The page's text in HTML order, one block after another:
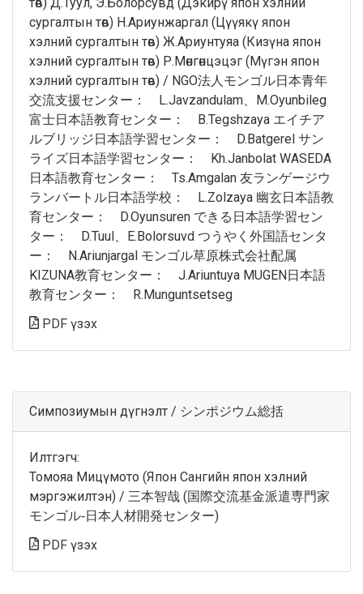
сургалтын төв) Н.Ариунжаргал (Цүүякү япон
хэлний сургалтын төв) Ж.Ариунтуяа (Кизүна япон
хэлний сургалтын төв) Р.Мөнгөнцэцэг (Мүгэн япон
хэлний сургалтын төв) / NGO法人モンゴル日本青年
交流支援センター： L.Javzandulam、M.Oyunbileg
富士日本語教育センター： B.Tegshzaya エイチア
ルブリッジ日本語学習センター： D.Batgerel サン
ライズ日本語学習センター： Kh.Janbolat WASEDA
日本語教育センター： Ts.Amgalan 友ランゲージウ
ランバートル日本語学校： L.Zolzaya 幽玄日本語教
育センター： D.Oyunsuren できる日本語学習セン
ター： D.Tuul、E.Bolorsuvd つうやく外国語センタ
ー： N.Ariunjargal モンゴル草原株式会社配属
KIZUNA教育センター： J.Ariuntuya MUGEN日本語
教育センター： R.Munguntsetseg
PDF үзэх
Симпозиумын дүгнэлт / シンポジウム総括
Илтгэгч:
Томояа Мицүмото (Япон Сангийн япон хэлний
мэргэжилтэн) / 三本智哉 (国際交流基金派遣専門家
モンゴル‐日本人材開発センター)
PDF үзэх